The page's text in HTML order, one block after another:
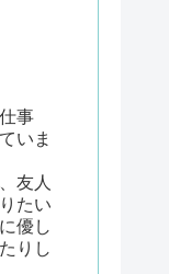
事
いま
友人
たい
優し
りし